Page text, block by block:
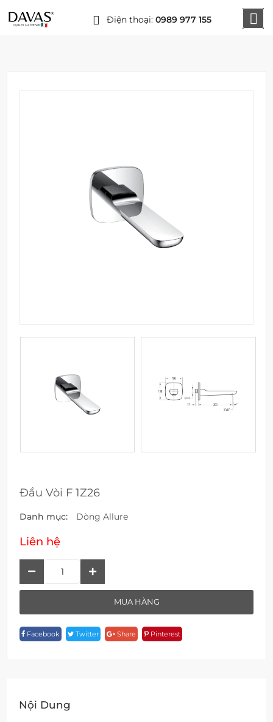
Điện thoại: 0989 977 155
Đầu Vòi F 1Z26
Danh mục: Dòng Allure
Liên hệ
Quantity
MUA HÀNG
Facebook Twitter Share Pinterest
Nội Dung